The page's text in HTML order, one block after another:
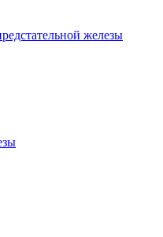
железы